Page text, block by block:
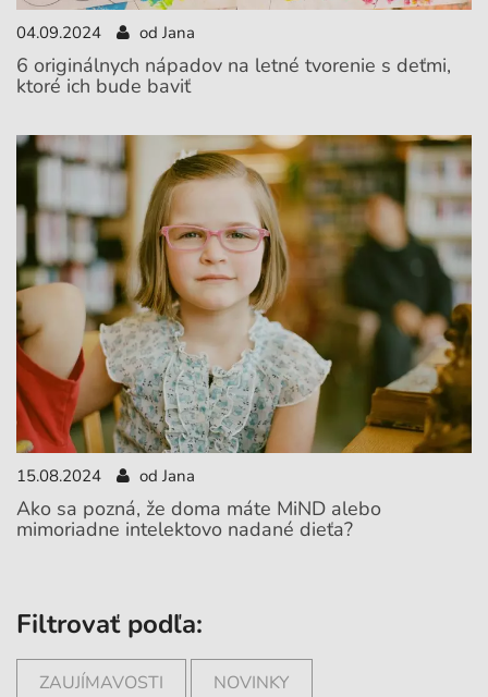
04.09.2024 od Jana
6 originálnych nápadov na letné tvorenie s deťmi,
ktoré ich bude baviť
15.08.2024 od Jana
Ako sa pozná, že doma máte MiND alebo
mimoriadne intelektovo nadané dieťa?
Filtrovať podľa:
ZAUJÍMAVOSTI NOVINKY